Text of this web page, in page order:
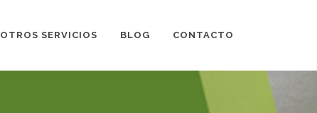
OTROS SERVICIOS BLOG CONTACTO